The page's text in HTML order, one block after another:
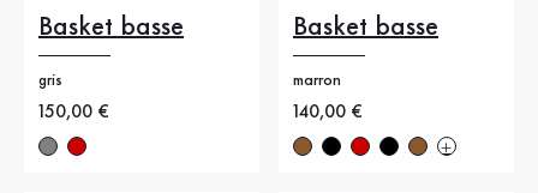
Basket basse
gris
Nouveau prix
150,00 €
Basket basse
marron
Nouveau prix
140,00 €